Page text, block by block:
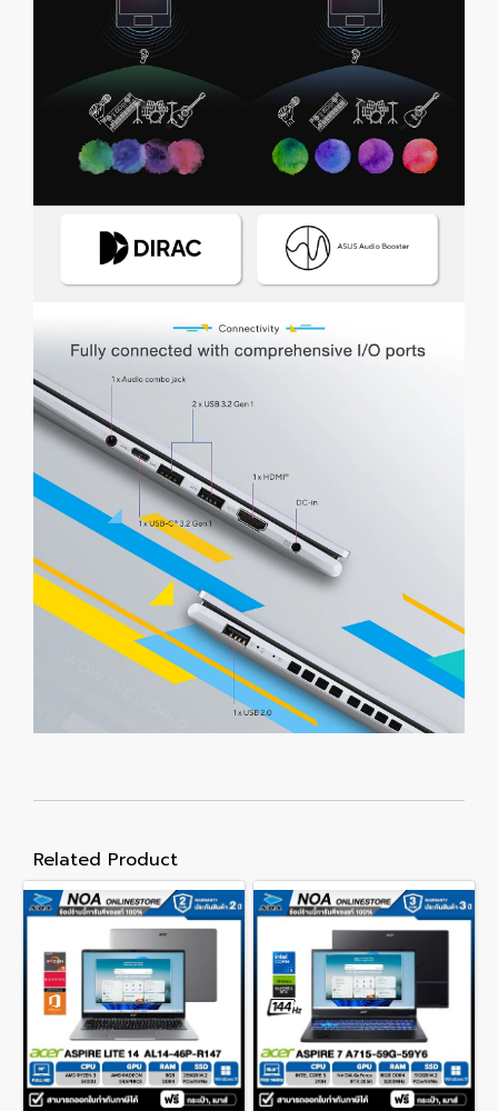
Related Product